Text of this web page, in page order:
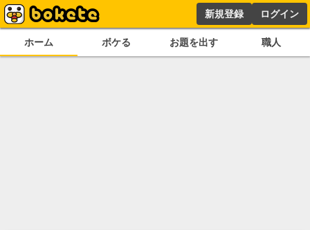
新規登録 ログイン
ホーム ボケる お題を出す 職人